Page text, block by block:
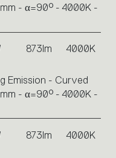
- α=90° - 4000K -
873lm 4000K
Emission - Curved
- α=90° - 4000K -
873lm 4000K